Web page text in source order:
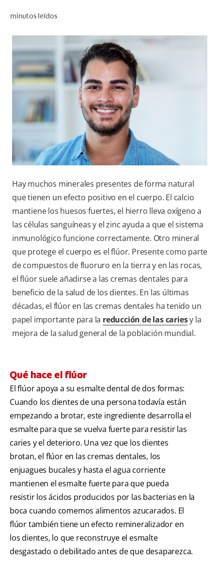
PARA PROFESIONALES
SUSCRÍBETE
minutos leídos
Hay muchos minerales presentes de forma natural
que tienen un efecto positivo en el cuerpo. El calcio
mantiene los huesos fuertes, el hierro lleva oxígeno a
las células sanguíneas y el zinc ayuda a que el sistema
inmunológico funcione correctamente. Otro mineral
que protege el cuerpo es el flúor. Presente como parte
de compuestos de fluoruro en la tierra y en las rocas,
el flúor suele añadirse a las cremas dentales para
beneficio de la salud de los dientes. En las últimas
décadas, el flúor en las cremas dentales ha tenido un
papel importante para la reducción de las cariesy la
mejora de la salud general de la población mundial.
Qué hace el flúor
El flúor apoya a su esmalte dental de dos formas:
Cuando los dientes de una persona todavía están
empezando a brotar, este ingrediente desarrolla el
esmalte para que se vuelva fuerte para resistir las
caries y el deterioro. Una vez que los dientes
brotan, el flúor en las cremas dentales, los
enjuagues bucales y hasta el agua corriente
mantienen el esmalte fuerte para que pueda
resistir los ácidos producidos por las bacterias en la
boca cuando comemos alimentos azucarados. El
flúor también tiene un efecto remineralizador en
los dientes, lo que reconstruye el esmalte
desgastado o debilitado antes de que desaparezca.